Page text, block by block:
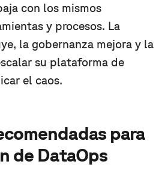
con los mismos
y procesos. La
la gobernanza mejora y la
su plataforma de
el caos.
para
de DataOps